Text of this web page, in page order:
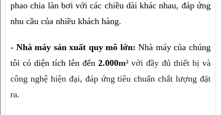
phao chia làn bơi với các chiều dài khác nhau, đáp ứng
nhu cầu của nhiều khách hàng.
- Nhà máy sản xuất quy mô lớn: Nhà máy của chúng
tôi có diện tích lên đến 2.000m² với đầy đủ thiết bị và
công nghệ hiện đại, đáp ứng tiêu chuẩn chất lượng đặt
ra.